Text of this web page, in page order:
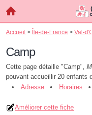
Accueil > Île-de-France > Val-
Camp
Cette page détaille "Camp",
pouvant accueillir 20 enfants
Adresse
Horaires
Améliorer cette fiche